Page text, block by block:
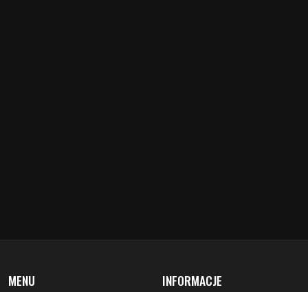
MENU INFORMACJE